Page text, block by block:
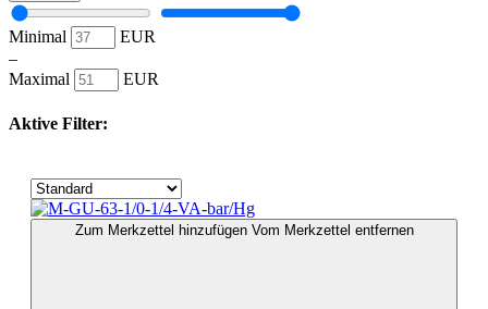
Minimal
EUR
–
Maximal
EUR
Aktive Filter:
Zum Merkzettel hinzufügen Vom Merkzettel entfernen